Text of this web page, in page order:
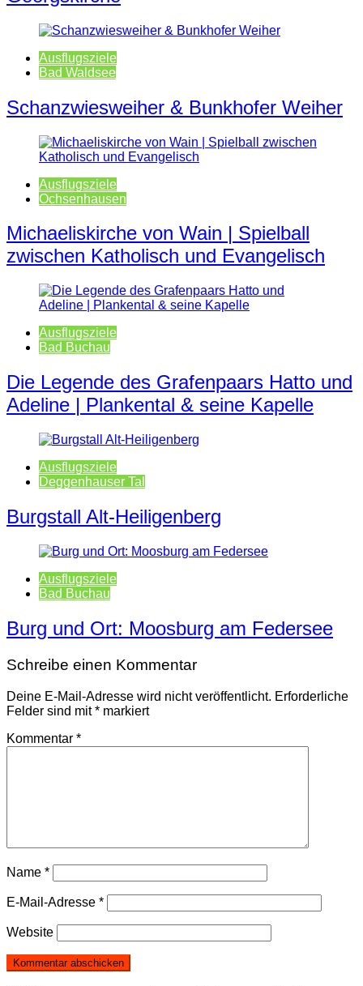
Ausflugsziele
Bad Waldsee
Schanzwiesweiher & Bunkhofer Weiher
Ausflugsziele
Ochsenhausen
Michaeliskirche von Wain | Spielball
zwischen Katholisch und Evangelisch
Ausflugsziele
Bad Buchau
Die Legende des Grafenpaars Hatto und
Adeline | Plankental & seine Kapelle
Ausflugsziele
Deggenhauser Tal
Burgstall Alt-Heiligenberg
Ausflugsziele
Bad Buchau
Burg und Ort: Moosburg am Federsee
Schreibe einen Kommentar
Deine E-Mail-Adresse wird nicht veröffentlicht. Erforderliche
Felder sind mit* markiert
Kommentar *
Name *
E-Mail-Adresse *
Website